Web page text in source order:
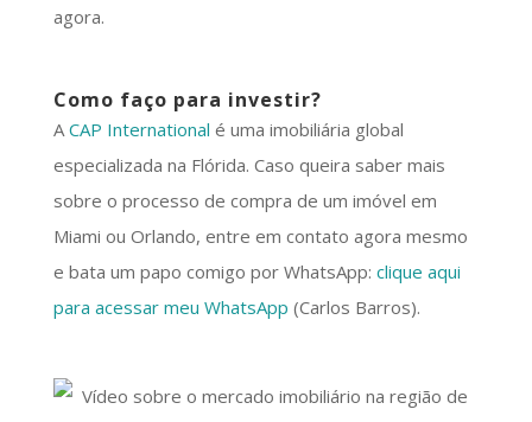
agora.
Como faço para investir?
ACAP International é uma imobiliária global
especializada na Flórida. Caso queira saber mais
sobre o processo de compra de um imóvel em
Miami ou Orlando, entre em contato agora mesmo
e bata um papo comigo por WhatsApp: clique aqui
para acessar meu WhatsApp (Carlos Barros).